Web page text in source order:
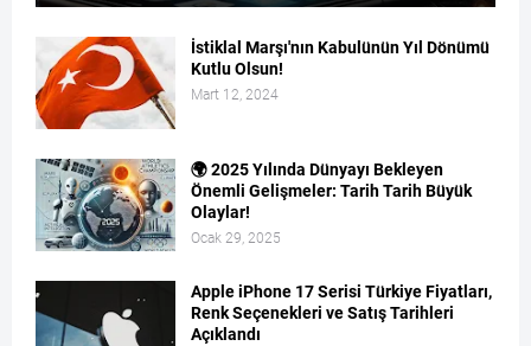
İstiklal Marşı'nın Kabulünün Yıl Dönümü
Kutlu Olsun!
Mart 12, 2024
🌍 2025 Yılında Dünyayı Bekleyen
Önemli Gelişmeler: Tarih Tarih Büyük
Olaylar!
Ocak 29, 2025
Apple iPhone 17 Serisi Türkiye Fiyatları,
Renk Seçenekleri ve Satış Tarihleri
Açıklandı